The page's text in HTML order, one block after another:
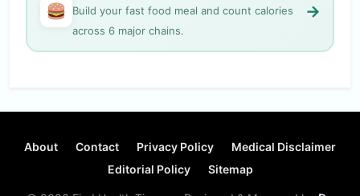
Build your fast food meal and count calories
across 6 major chains.
→
About Contact Privacy Policy
Medical Disclaimer
Editorial Policy
Sitemap